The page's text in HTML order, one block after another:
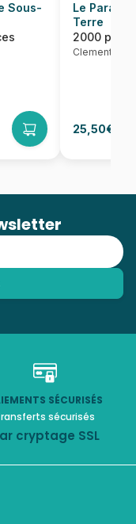
Sous-
Le Paradis
Terre
2000
Clementoni
25,50€
SÉCURISÉS
sécurisés
cryptage SSL